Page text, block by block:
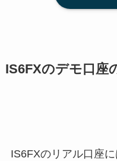
IS6FXのデモ口座
IS6FXのリアル口座